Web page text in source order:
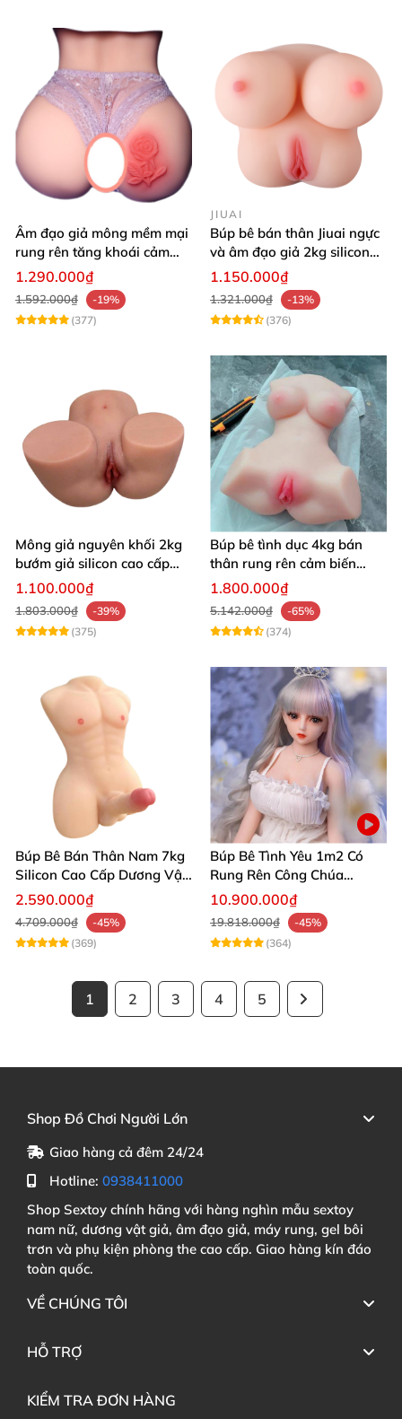
Âm đạo giả mông mềm mại
rung rên tăng khoái cảm
thủ dâm dễ dàng thoải mái
1.290.000₫
1.592.000₫
-19%
(377)
JIUAI
Búp bê bán thân Jiuai ngực
và âm đạo giả 2kg silicon
nguyên khối cao cấp
1.150.000₫
1.321.000₫
-13%
(376)
Mông giả nguyên khối 2kg
bướm giả silicon cao cấp
giá rẻ hotgirl Nhật Bản 18+
1.100.000₫
1.803.000₫
-39%
(375)
Búp bê tình dục 4kg bán
thân rung rên cảm biến
chân xoè hồng hào như
1.800.000₫
5.142.000₫
-65%
(374)
Búp Bê Bán Thân Nam 7kg
Silicon Cao Cấp Dương Vật
Giả Chân Thật Thiết Kế Cơ
Bắp Quyến Rũ
2.590.000₫
4.709.000₫
-45%
(369)
Búp Bê Tình Yêu 1m2 Có
Rung Rên Công Chúa
Anime Xinh Đẹp
10.900.000₫
19.818.000₫
-45%
(364)
1 2 3 4 5
Shop Đồ Chơi Người Lớn
Giao hàng cả đêm 24/24
Hotline: 0938411000
Shop Sextoy chính hãng với hàng nghìn mẫu sextoy
nam nữ, dương vật giả, âm đạo giả, máy rung, gel bôi
trơn và phụ kiện phòng the cao cấp. Giao hàng kín đáo
toàn quốc.
VỀ CHÚNG TÔI
HỖ TRỢ
KIỂM TRA ĐƠN HÀNG